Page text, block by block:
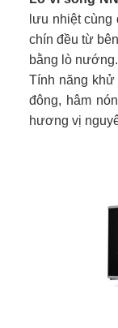
lưu nhiệt
chín đều từ
bằng lò nướng.
Tính năng khử
đông, hâm
hương vị